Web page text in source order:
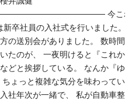
今これ
卒社員の入社式を行いました。
の送別会がありました。 数時間
たのが、 一夜明けると『これか
どと挨拶している。 なんか『ゆ
ょっと複雑な気分を味わってい
社年次が一緒で、 私が自動車整